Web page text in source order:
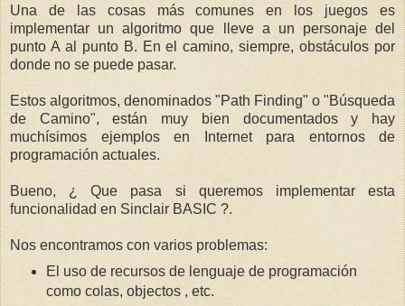
Una de las cosas más comunes en los juegos es
implementar un algoritmo que lleve a un personaje del
punto A al punto B. En el camino, siempre, obstáculos por
donde no se puede pasar.
Estos algoritmos, denominados "Path Finding" o "Búsqueda
de Camino", están muy bien documentados y hay
muchísimos ejemplos en Internet para entornos de
programación actuales.
Bueno, ¿ Que pasa si queremos implementar esta
funcionalidad en Sinclair BASIC ?.
Nos encontramos con varios problemas:
El uso de recursos de lenguaje de programación
como colas, objectos , etc.